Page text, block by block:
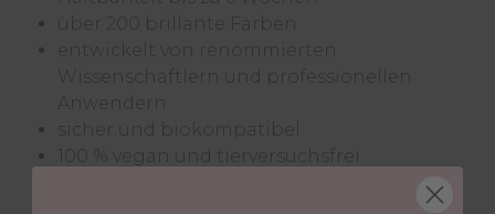
über 200 brillante Farben
entwickelt von renommierten
Wissenschaftlern und professionellen
Anwendern
sicher und biokompatibel
100 % vegan und tierversuchsfrei